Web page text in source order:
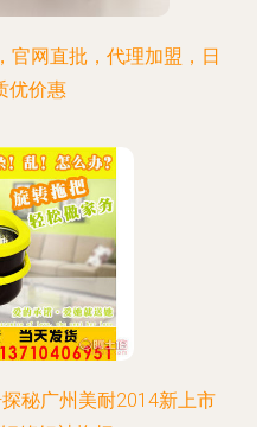
官网直批，代理加盟，日
优价惠
秘广州美耐2014新上市